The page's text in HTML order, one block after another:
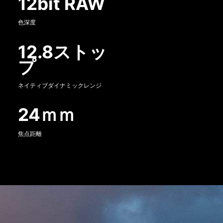
色深度
12.8ストッ
プ
ネイティブダイナミックレンジ
24ｍｍ
焦点距離